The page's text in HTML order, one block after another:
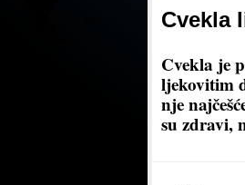
Cvekla
Cvekla je
ljekovitim
nje
su zdravi,